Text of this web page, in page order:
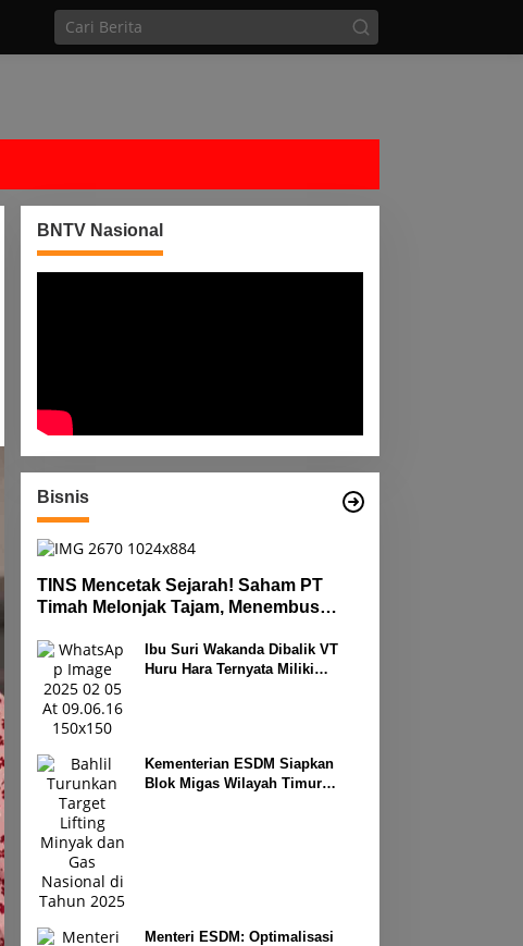
BNTV Nasional
Bisnis
TINS Mencetak Sejarah! Saham PT
Timah Melonjak Tajam, Menembus
Ibu Suri Wakanda Dibalik VT
Huru Hara Ternyata Miliki
Kementerian ESDM Siapkan
Blok Migas Wilayah Timur
Menteri ESDM: Optimalisasi